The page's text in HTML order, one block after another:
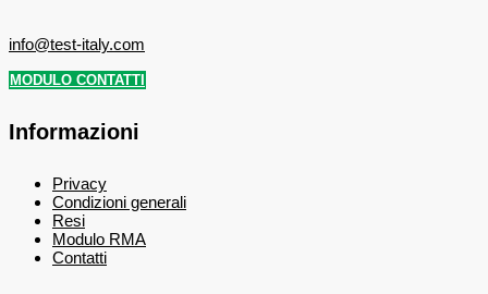
info@test-italy.com
MODULO CONTATTI
Informazioni
Privacy
Condizioni generali
Resi
Modulo RMA
Contatti